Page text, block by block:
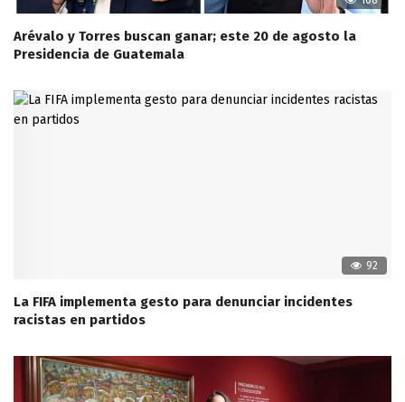
Arévalo y Torres buscan ganar; este 20 de agosto la
Presidencia de Guatemala
92
La FIFA implementa gesto para denunciar incidentes
racistas en partidos